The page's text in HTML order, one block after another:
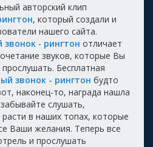
авторский клип
, который создали и
нашего сайта.
звонок - рингтон отличает
звуков, которые Вы
Бесплатная
звонок - рингтон будто
наконец-то, награда нашла
слушать,
в наших топах, которые
Ваши желания. Теперь все
и прослушать